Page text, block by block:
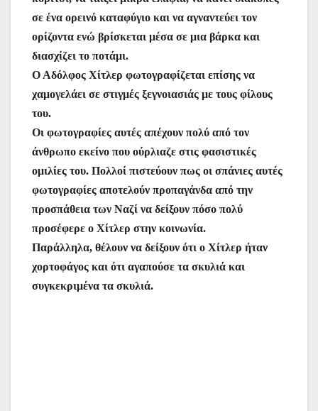
ε
σε ένα ορεινό καταφύγιο και να αγναντεύει τον
ορίζοντα ενώ βρίσκεται μέσα σε μια βάρκα και
διασχίζει το ποτάμι.
Ο Αδόλφος Χίτλερ φωτογραφίζεται επίσης να
χαμογελάει σε στιγμές ξεγνοιασιάς με τους φίλους
του.
Οι φωτογραφίες αυτές απέχουν πολύ από τον
άνθρωπο εκείνο που ούρλιαζε στις φασιστικές
ομιλίες του. Πολλοί πιστεύουν πως οι σπάνιες αυτές
φωτογραφίες αποτελούν προπαγάνδα από την
προσπάθεια των Ναζί να δείξουν πόσο πολύ
προσέφερε ο Χίτλερ στην κοινωνία.
Παράλληλα, θέλουν να δείξουν ότι ο Χίτλερ ήταν
χορτοφάγος και ότι αγαπούσε τα σκυλιά και
συγκεκριμένα τα σκυλιά.